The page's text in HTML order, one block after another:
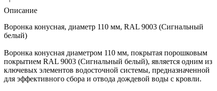
Описание
Воронка конусная, диаметр 110 мм, RAL 9003 (Сигнальный
белый)
Воронка конусная диаметром 110 мм, покрытая порошковым
покрытием RAL 9003 (Сигнальный белый), является одним из
ключевых элементов водосточной системы, предназначенной
для эффективного сбора и отвода дождевой воды с кровли.